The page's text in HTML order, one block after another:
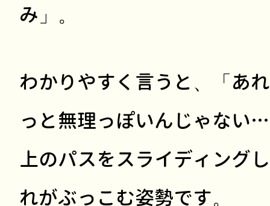
み」。
わかりやすく言うと、「あ
っと無理っぽいんじゃない
上のパスをスライディング
れがぶっこむ姿勢です。